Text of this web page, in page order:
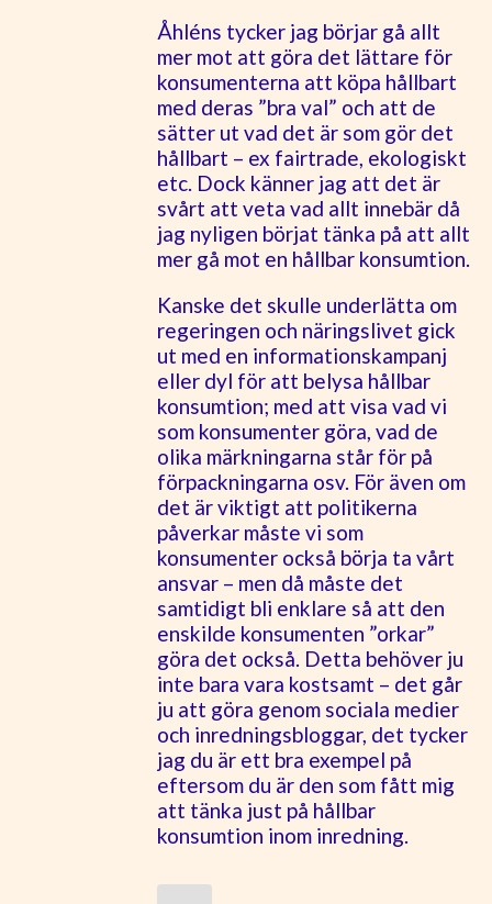
Åhléns tycker jag börjar gå allt
mer mot att göra det lättare för
konsumenterna att köpa hållbart
med deras ”bra val” och att de
sätter ut vad det är som gör det
hållbart – ex fairtrade, ekologiskt
etc. Dock känner jag att det är
svårt att veta vad allt innebär då
jag nyligen börjat tänka på att allt
mer gå mot en hållbar konsumtion.
Kanske det skulle underlätta om
regeringen och näringslivet gick
ut med en informationskampanj
eller dyl för att belysa hållbar
konsumtion; med att visa vad vi
som konsumenter göra, vad de
olika märkningarna står för på
förpackningarna osv. För även om
det är viktigt att politikerna
påverkar måste vi som
konsumenter också börja ta vårt
ansvar – men då måste det
samtidigt bli enklare så att den
enskilde konsumenten ”orkar”
göra det också. Detta behöver ju
inte bara vara kostsamt – det går
ju att göra genom sociala medier
och inredningsbloggar, det tycker
jag du är ett bra exempel på
eftersom du är den som fått mig
att tänka just på hållbar
konsumtion inom inredning.